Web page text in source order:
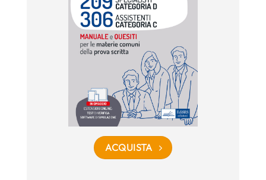
ACQUISTA